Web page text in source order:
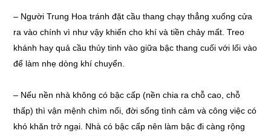
– Người Trung Hoa tránh đặt cầu thang chạy thẳng xuống cửa
ra vào chính vì như vậy khiến cho khí và tiền chảy mất. Treo
khánh hay quả cầu thủy tinh vào giữa bậc thang cuối với lối vào
để làm nhẹ dòng khí chuyển.
– Nếu nền nhà không có bậc cấp (nền chia ra chỗ cao, chỗ
thấp) thì vận mệnh chìm nổi, đời sống tình cảm và công việc có
khó khăn trở ngại. Nhà có bậc cấp nên làm bậc đi càng rộng